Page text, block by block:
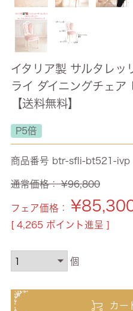
イタリア製 サルタレッ
ライ ダイニングチェア
【送料無料】
P5倍
商品番号 btr-sfli-bt521-ivp
通常価格： ¥96,800
フェア価格： ¥
[ 4,265 ポイント進呈 ]
カー